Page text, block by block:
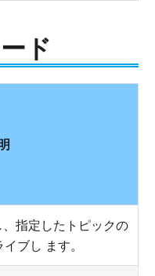
ド
指定したトピックの
ブし ます。